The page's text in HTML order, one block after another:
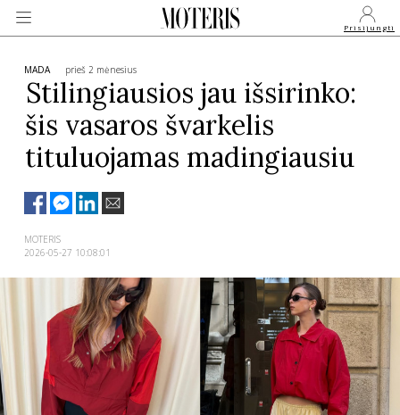
Prisijungti
VEIDAI
GROŽIS
SVEIKATA
APIE MANE
MADA prieš 2 mėnesius
Stilingiausios jau išsirinko:
šis vasaros švarkelis
tituluojamas madingiausiu
MOTERIS
2026-05-27 10:08:01